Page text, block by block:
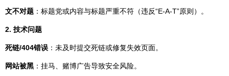
文不对题 ：标题党或内容与标题严重不符（违反“E-A-T”原则）。
2. 技术问题
死链/404错误 ：未及时提交死链或修复失效页面。
网站被黑 ：挂马、赌博广告导致安全风险。